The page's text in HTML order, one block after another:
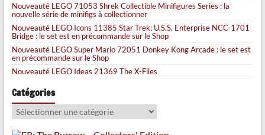
Nouveauté LEGO 71053 Shrek Collectible Minifigures Series : la
nouvelle série de minifigs à collectionner
Nouveauté LEGO Icons 11385 Star Trek: U.S.S. Enterprise NCC-1701
Bridge : le set est en précommande sur le Shop
Nouveauté LEGO Super Mario 72051 Donkey Kong Arcade : le set est
en précommande sur le Shop
Nouveauté LEGO Ideas 21369 The X-Files
Catégories
Catégories